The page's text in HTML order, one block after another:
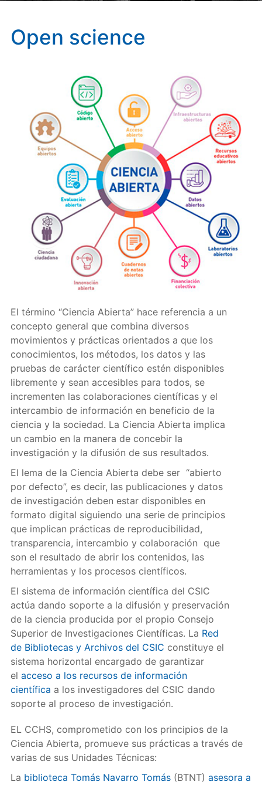
Open science
El término “Ciencia Abierta” hace referencia a un
concepto general que combina diversos
movimientos y prácticas orientados a que los
conocimientos, los métodos, los datos y las
pruebas de carácter científico estén disponibles
libremente y sean accesibles para todos, se
incrementen las colaboraciones científicas y el
intercambio de información en beneficio de la
ciencia y la sociedad. La Ciencia Abierta implica
un cambio en la manera de concebir la
investigación y la difusión de sus resultados.
El lema de la Ciencia Abierta debe ser “abierto
por defecto”, es decir, las publicaciones y datos
de investigación deben estar disponibles en
formato digital siguiendo una serie de principios
que implican prácticas de reproducibilidad,
transparencia, intercambio y colaboración que
son el resultado de abrir los contenidos, las
herramientas y los procesos científicos.
El sistema de información científica del CSIC
actúa dando soporte a la difusión y preservación
de la ciencia producida por el propio Consejo
Superior de Investigaciones Científicas. La Red
de Bibliotecas y Archivos del CSIC constituye el
sistema horizontal encargado de garantizar
el acceso a los recursos de información
científica a los investigadores del CSIC dando
soporte al proceso de investigación.
EL CCHS, comprometido con los principios de la
Ciencia Abierta, promueve sus prácticas a través de
varias de sus Unidades Técnicas:
La biblioteca Tomás Navarro Tomás(BTNT) asesora a